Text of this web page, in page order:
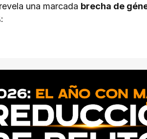
revela una marcada brecha de